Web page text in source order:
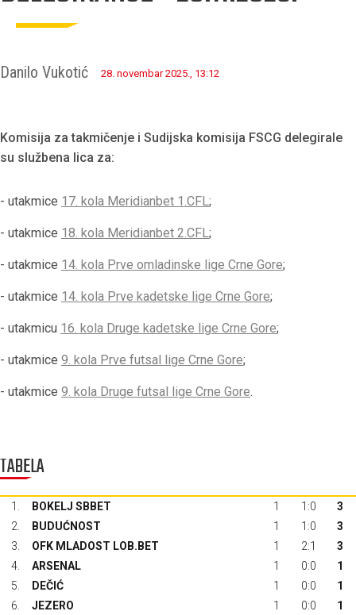
Danilo Vukotić 28. novembar 2025., 13:12
Komisija za takmičenje i Sudijska komisija FSCG delegirale
su službena lica za:
- utakmice 17. kola Meridianbet 1.CFL;
- utakmice 18. kola Meridianbet 2.CFL;
- utakmice 14. kola Prve omladinske lige Crne Gore;
- utakmice 14. kola Prve kadetske lige Crne Gore;
- utakmicu 16. kola Druge kadetske lige Crne Gore;
- utakmice 9. kola Prve futsal lige Crne Gore;
- utakmice 9. kola Druge futsal lige Crne Gore.
TABELA
1. BOKELJ SBBET 1 1:0
3
2.
BUDUĆNOST 1 1:0
3
3.
OFK MLADOST LOB.BET 1 2:1
3
4.
ARSENAL 1 0:0
1
5.
DEČIĆ 1 0:0
1
6.
JEZERO 1 0:0
1